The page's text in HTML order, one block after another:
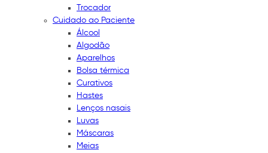
Trocador
Cuidado ao Paciente
Álcool
Algodão
Aparelhos
Bolsa térmica
Curativos
Hastes
Lenços nasais
Luvas
Máscaras
Meias